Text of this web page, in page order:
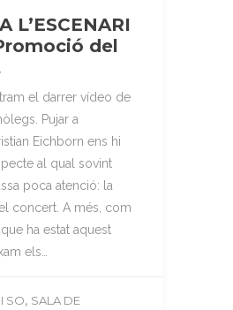
L’ESCENARI
del
el darrer vídeo de
Pujar a
Eichborn ens hi
al qual sovint
poca atenció: la
concert. A més, com
ha estat aquest
els…
SO, SALA DE